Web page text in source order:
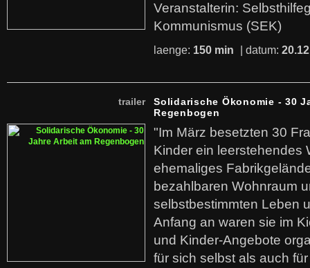
Veranstalterin:
Kommunismus (SEK)
laenge: 150 min | datum:
trailer
Solidarische Ökonomie - 30
Regenbogen
"Im März besetzten 30
Kinder ein leerstehendes
ehemaliges
bezahlbaren Wohnraum
selbstbestimmten Leben
Anfang an waren sie im
und Kinder-Angebote
für sich selbst als auch